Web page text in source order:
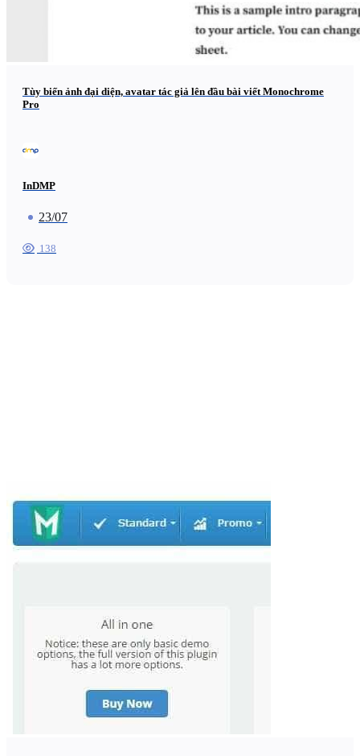
Tùy biến ảnh đại diện, avatar tác giả lên đầu bài viết Monochrome
Pro
InDMP
23/07
138